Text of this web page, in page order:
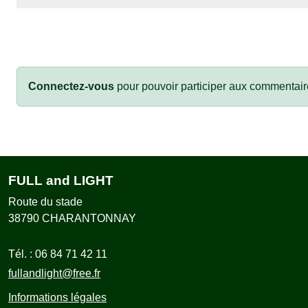
Connectez-vous pour pouvoir participer aux
FULL and LIGHT
Route du stade
38790 CHARANTONNAY
Tél. : 06 84 71 42 11
fullandlight@free.fr
Informations légales